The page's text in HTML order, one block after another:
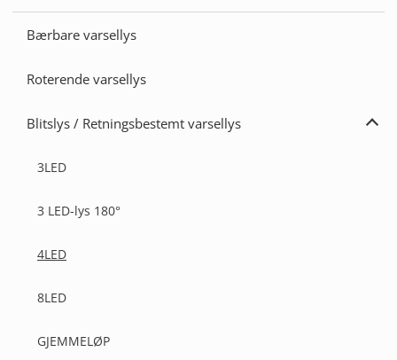
Bærbare varsellys
Roterende varsellys
Blitslys / Retningsbestemt varsellys
Utvid
3LED
3 LED-lys 180°
4LED
8LED
GJEMMELØP